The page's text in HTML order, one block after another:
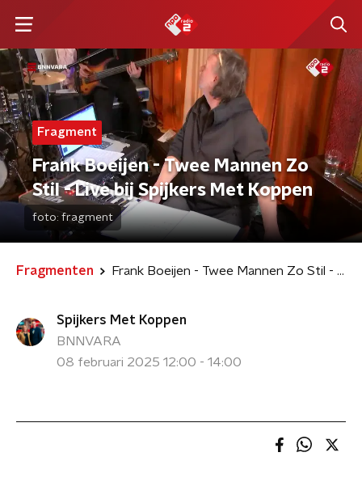
Fragment
Frank Boeijen - Twee Mannen Zo
Stil - Live bij Spijkers Met Koppen
foto: fragment
Fragmenten Frank Boeijen - Twee Mannen Zo Stil - Live bij Spijkers Met Koppen
Spijkers Met Koppen
BNNVARA
08 februari 2025 12:00 - 14:00